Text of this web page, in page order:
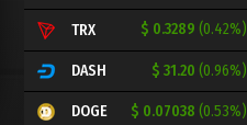
$ 0.3289(0.42%)
TRX
$ 31.20(0.96%)
DASH
$ 0.07038(0.53%)
DOGE